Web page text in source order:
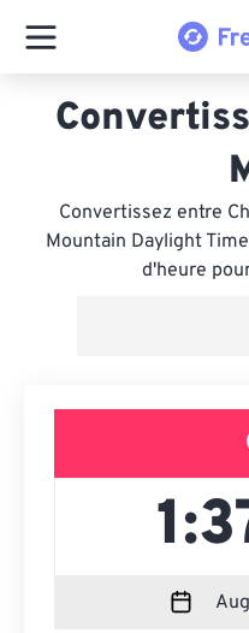
Convertissez entre
Mountain Daylight
d'heure